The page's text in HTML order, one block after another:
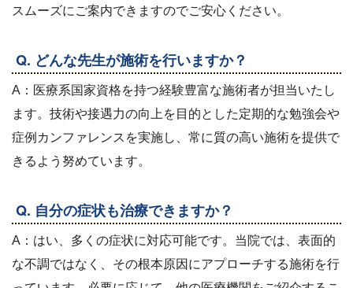
スムーズにご案内できますのでご安心ください。
Q. どんな先生が施術を行いますか？
A：医療系国家資格を持つ経験豊富な施術者が担当いたし
ます。技術や接遇力の向上を目的とした定期的な勉強会や
症例カンファレンスを実施し、常に質の高い施術を提供で
きるよう努めています。
Q. 自分の症状も治療できますか？
A：はい、多くの症状に対応可能です。当院では、表面的
な不調ではなく、その根本原因にアプローチする施術を行